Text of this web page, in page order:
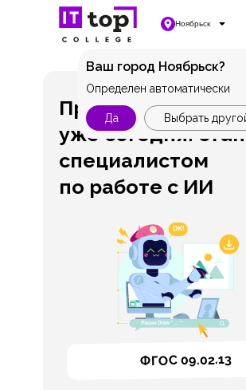
Ноябрьск
Ваш город Ноябрьск?
Да Выбрать
Определен автоматически
ФГОС 09.02.13
Профессия
уже сегодня:
специалистом
по работе с ИИ